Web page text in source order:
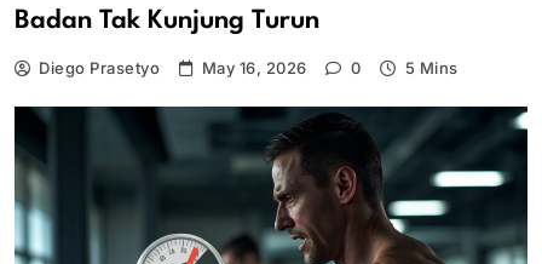
Badan Tak Kunjung Turun
Diego Prasetyo May 16, 2026 0 5 Mins